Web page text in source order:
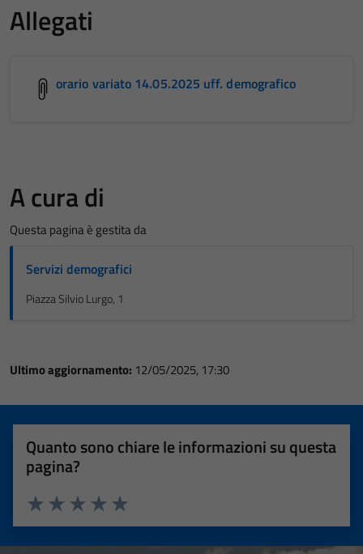
Allegati
orario variato 14.05.2025 uff. demografico
A cura di
Questa pagina è gestita da
Servizi demografici
Piazza Silvio Lurgo, 1
Ultimo aggiornamento: 12/05/2025, 17:30
Quanto sono chiare le informazioni su questa
pagina?
Valuta 5 stelle su 5
Valuta 4 stelle su 5
Valuta 3 stelle su 5
Valuta 2 stelle su 5
Valuta 1 stelle su 5